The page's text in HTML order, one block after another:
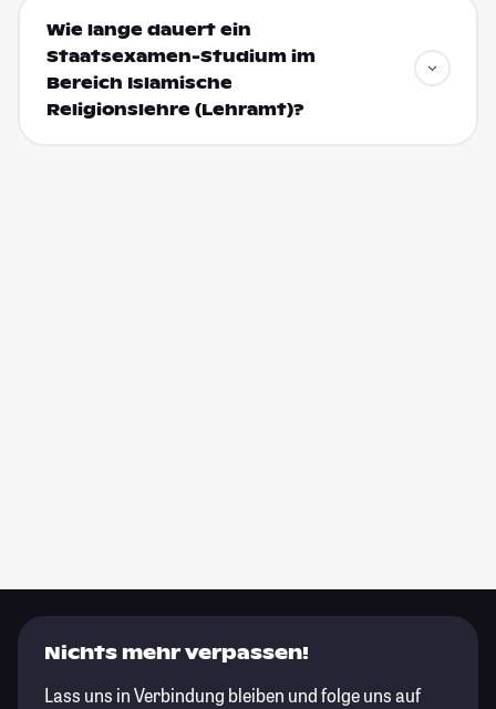
Wie lange dauert ein
Staatsexamen-Studium im
Bereich Islamische
Religionslehre (Lehramt)?
Nichts mehr verpassen!
Lass uns in Verbindung bleiben und folge uns auf